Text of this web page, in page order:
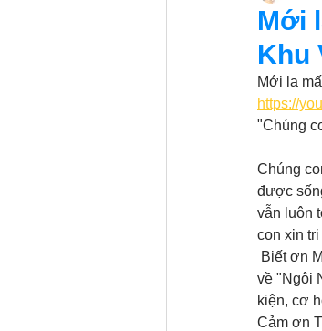
Trích dẫn hay
Phim Tâm Linh
Mới
Khu
Mới la
https://
"Chúng
Chúng
được
vẫn luôn
con xin
về "Ngôi Nhà Bình
kiện, cơ
Cảm ơn